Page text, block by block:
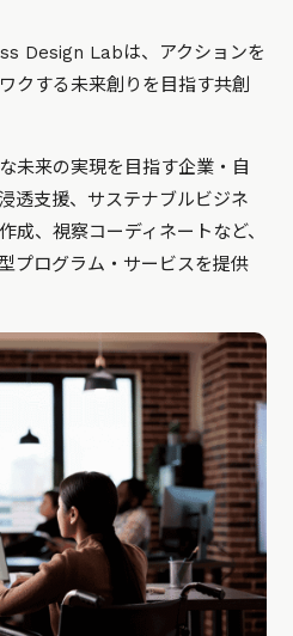
Design Labは、アクションを
クする未来創りを目指す共創
未来の実現を目指す企業・自
透支援、サステナブルビジネ
成、視察コーディネートなど、
プログラム・サービスを提供